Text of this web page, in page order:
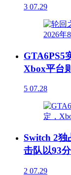
3 07.29
GTA6PS5
Xbox平台
5 07.28
Switch 2
击队以93
2 07.29